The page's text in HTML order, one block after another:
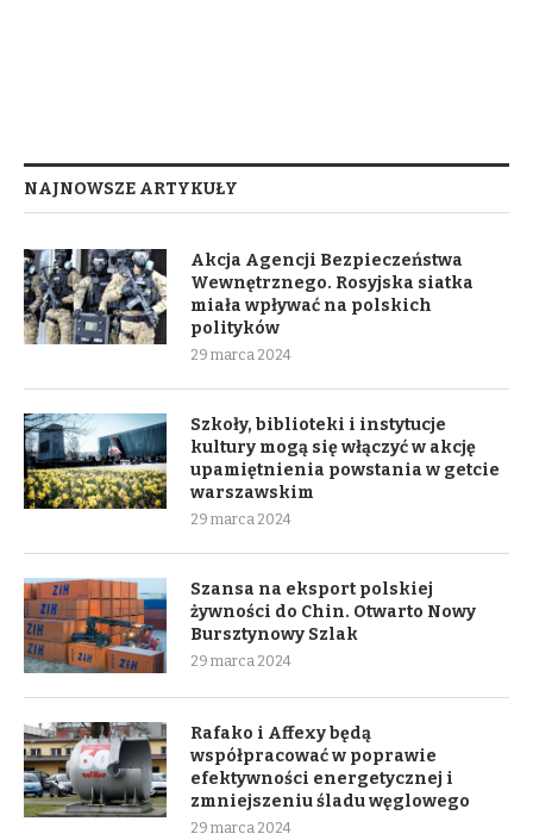
NAJNOWSZE ARTYKUŁY
Akcja Agencji Bezpieczeństwa
Wewnętrznego. Rosyjska siatka
miała wpływać na polskich
polityków
29 marca 2024
Szkoły, biblioteki i instytucje
kultury mogą się włączyć w akcję
upamiętnienia powstania w getcie
warszawskim
29 marca 2024
Szansa na eksport polskiej
żywności do Chin. Otwarto Nowy
Bursztynowy Szlak
29 marca 2024
Rafako i Affexy będą
współpracować w poprawie
efektywności energetycznej i
zmniejszeniu śladu węglowego
29 marca 2024